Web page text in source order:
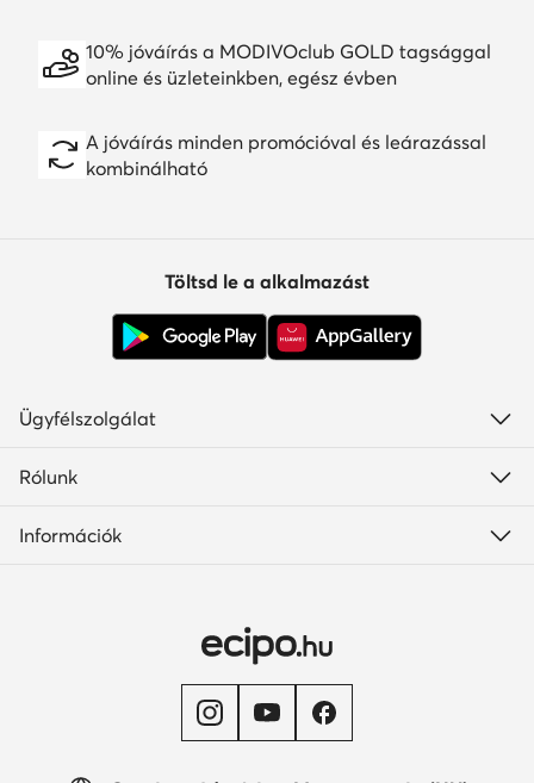
10% jóváírás a MODIVOclub GOLD tagsággal
online és üzleteinkben, egész évben
A jóváírás minden promócióval és leárazással
kombinálható
Töltsd le a alkalmazást
Ügyfélszolgálat
Rólunk
Információk